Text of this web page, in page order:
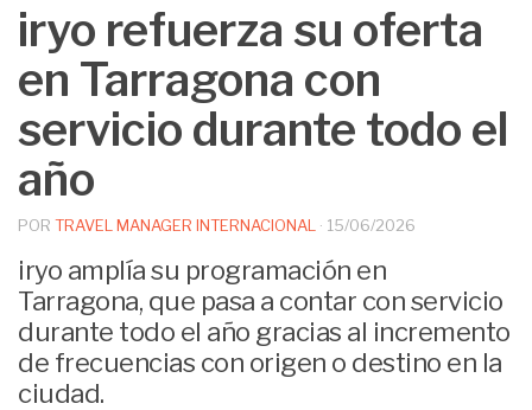
iryo refuerza su oferta
en Tarragona con
servicio durante todo el
año
POR TRAVEL MANAGER INTERNACIONAL · 15/06/2026
iryo amplía su programación en
Tarragona, que pasa a contar con servicio
durante todo el año gracias al incremento
de frecuencias con origen o destino en la
ciudad.